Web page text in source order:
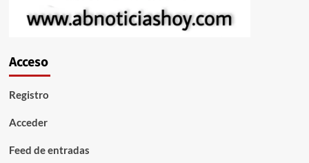
Acceso
Registro
Acceder
Feed de entradas